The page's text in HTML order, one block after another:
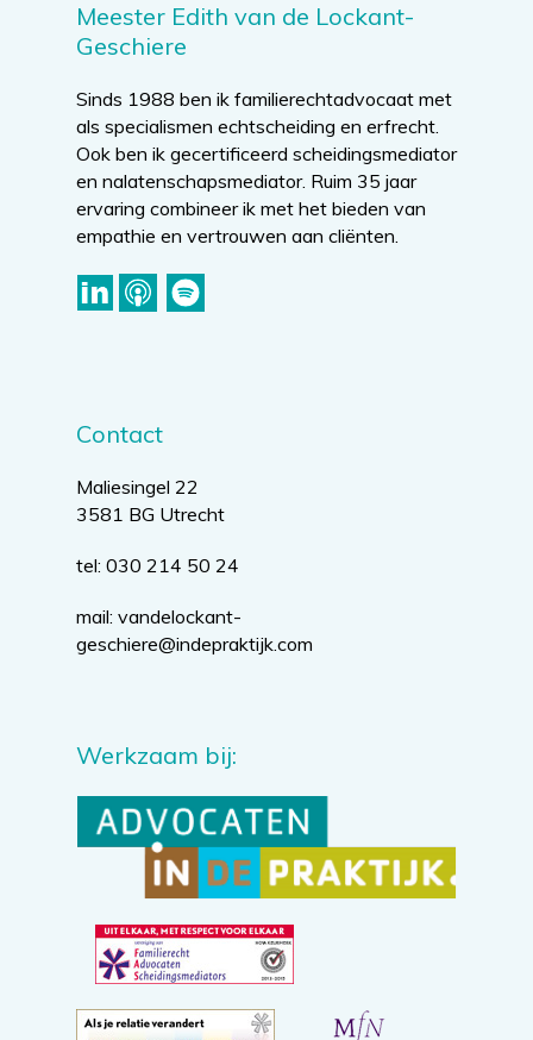
Meester Edith van de Lockant-
Geschiere
Sinds 1988 ben ik familierechtadvocaat met
als specialismen echtscheiding en erfrecht.
Ook ben ik gecertificeerd scheidingsmediator
en nalatenschapsmediator. Ruim 35 jaar
ervaring combineer ik met het bieden van
empathie en vertrouwen aan cliënten.
Contact
Maliesingel 22
3581 BG Utrecht
tel: 030 214 50 24
mail: vandelockant-
geschiere@indepraktijk.com
Werkzaam bij: